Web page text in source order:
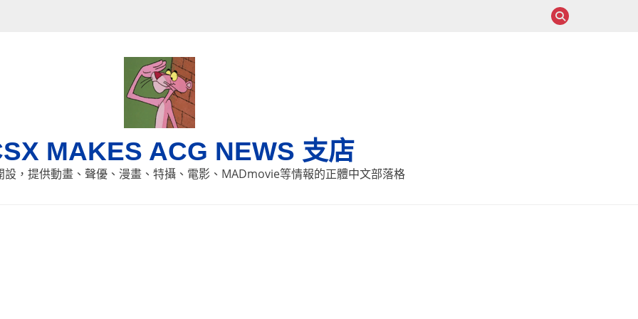
MAKES ACG NEWS 支店
設，提供動畫、聲優、漫畫、特攝、電影、MADmovie等情報的正體中文部落格